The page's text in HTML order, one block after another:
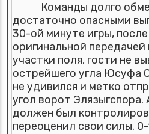
Команды долго
достаточно опасными
30-ой минуте игры,
оригинальной передачей
участки поля, гости не
острейшего угла Юсуфа
не удивился и метко
угол ворот Элязыгспора.
должен был
переоценил свои силы. 0-